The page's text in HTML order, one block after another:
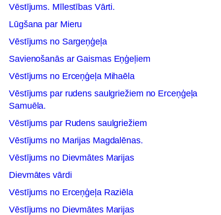
Vēstījums. Mīlestības Vārti.
Lūgšana par Mieru
Vēstījums no Sargeņģeļa
Savienošanās ar Gaismas Eņģeļiem
Vēstījums no Erceņģeļa Mihaēla
Vēstījums par rudens saulgriežiem no Erceņģeļa
Samuēla.
Vēstījums par Rudens saulgriežiem
Vēstījums no Marijas Magdalēnas.
Vēstījums no Dievmātes Marijas
Dievmātes vārdi
Vēstījums no Erceņģeļa Raziēla
Vēstījums no Dievmātes Marijas